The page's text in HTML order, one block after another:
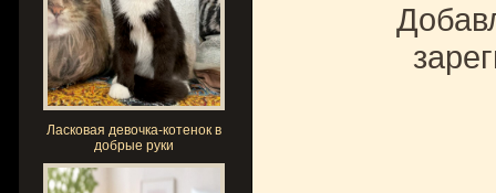
Ласковая девочка-котенок в
добрые руки